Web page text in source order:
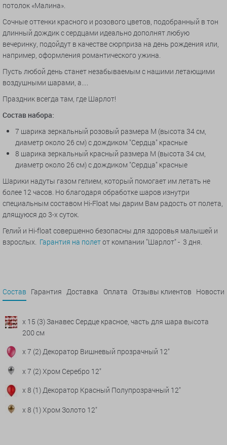
потолок «Малина».
Сочные оттенки красного и розового цветов, подобранный в тон
длинный дождик с сердцами идеально дополнят любую
вечеринку, подойдут в качестве сюрприза на день рождения или,
например, оформления романтического ужина.
Пусть любой день станет незабываемым с нашими летающими
воздушными шарами, а…
Праздник всегда там, где Шарлот!
Состав набора:
7 шарика зеркальный розовый размера M (высота 34 см,
диаметр около 26 см) с дождиком "Сердца" красные
8 шарика зеркальный красный размера M (высота 34 см,
диаметр около 26 см) с дождиком "Сердца" красные
Шарики надуты газом гелием, который помогает им летать не
более 12 часов. Но благодаря обработке шаров изнутри
специальным составом Hi-Float мы дарим Вам радость от полета,
длящуюся до 3-х суток.
Гелий и Hi-float совершенно безопасны для здоровья малышей и
взрослых. Гарантия на полетот компании "Шарлот" - 3 дня.
Состав Гарантия Доставка Оплата Отзывы клиентов Новости
x 15 (3) Занавес Сердце красное, часть для шара высота
200 см
x 7 (2) Декоратор Вишневый прозрачный 12"
x 7 (2) Хром Серебро 12"
x 8 (1) Декоратор Красный Полупрозрачный 12"
x 8 (1) Хром Золото 12"